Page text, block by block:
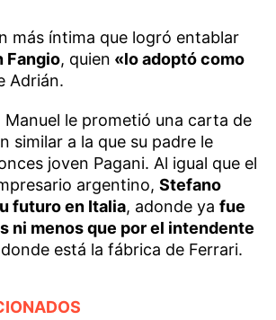
más íntima que logró entablar
Fangio, quien «lo adoptó como
Adrián.
Manuel le prometió una carta de
similar a la que su padre le
joven Pagani. Al igual que el
argentino, Stefano
futuro en Italia, adonde ya fue
ni menos que por el intendente
está la fábrica de Ferrari.